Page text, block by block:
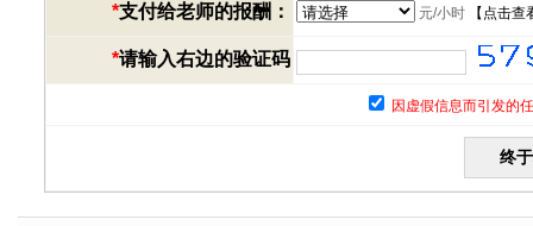
*支付给老师的报酬： 元/小时【 点击查
*请输入右边的验证码
因虚假信息而引发的